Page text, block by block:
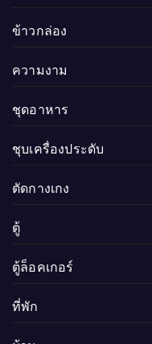
ข้าวกล่อง
ความงาม
ชุดอาหาร
ชุบเครื่องประดับ
ตัดกางเกง
ตู้
ตู้ล็อคเกอร์
ที่พัก